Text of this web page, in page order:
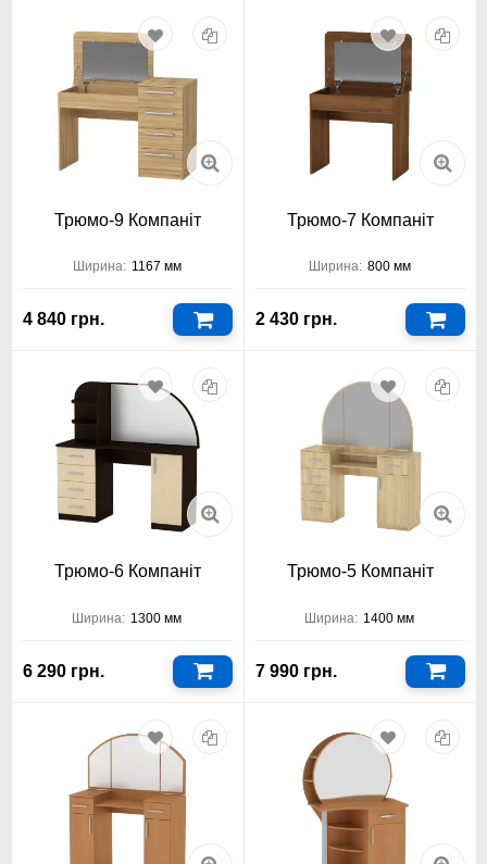
Трюмо-9 Компаніт
Ширина: 1167 мм
4 840 грн.
Трюмо-7 Компаніт
Ширина: 800 мм
2 430 грн.
Трюмо-6 Компаніт
Ширина: 1300 мм
6 290 грн.
Трюмо-5 Компаніт
Ширина: 1400 мм
7 990 грн.